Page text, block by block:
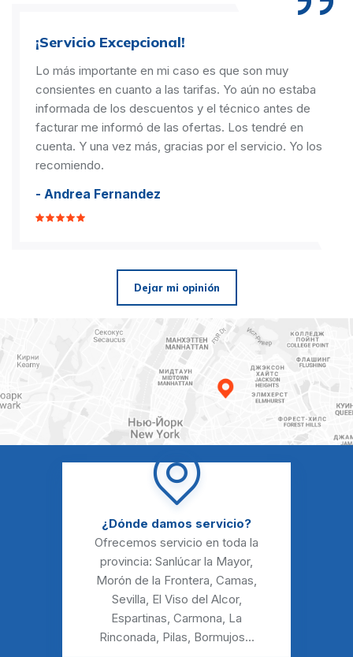
¡Servicio Excepcional!
Lo más importante en mi caso es que son muy
consientes en cuanto a las tarifas. Yo aún no estaba
informada de los descuentos y el técnico antes de
facturar me informó de las ofertas. Los tendré en
cuenta. Y una vez más, gracias por el servicio. Yo los
recomiendo.
- Andrea Fernandez
Dejar mi opinión
¿Dónde damos servicio?
Ofrecemos servicio en toda la
provincia: Sanlúcar la Mayor,
Morón de la Frontera, Camas,
Sevilla, El Viso del Alcor,
Espartinas, Carmona, La
Rinconada, Pilas, Bormujos...